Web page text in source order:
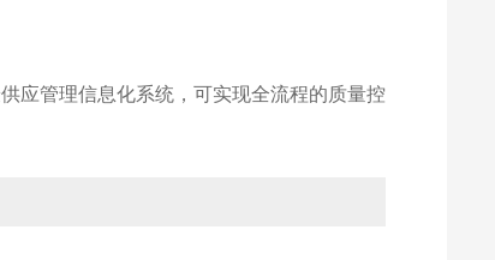
应管理信息化系统，可实现全流程的质量控